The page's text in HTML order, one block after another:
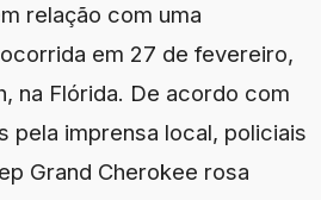
relação com uma
em 27 de fevereiro,
na Flórida. De acordo com
pela imprensa local, policiais
Grand Cherokee rosa